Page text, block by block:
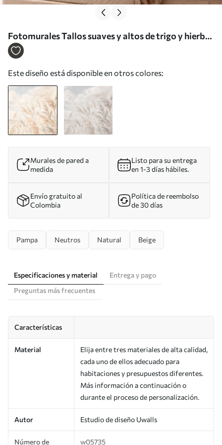
Fotomurales Tallos suaves y altos de trigo y hierba
bajo un cielo nublado Nr. w05735
Este diseño está disponible en otros colores:
Murales de pared a
medida
Listo para su entrega
en 1-3 días hábiles.
Envío gratuito al
Colombia
Política de reembolso
de 30 días
Pampa Neutros Natural Beige
Especificaciones y material
Entrega y pago
Preguntas más frecuentes
Características
Material
Elija entre tres materiales de alta calidad,
cada uno de ellos adecuado para
habitaciones y presupuestos diferentes.
Más información a continuación o
durante el proceso de personalización.
Autor Estudio de diseño Uwalls
Número de
w05735